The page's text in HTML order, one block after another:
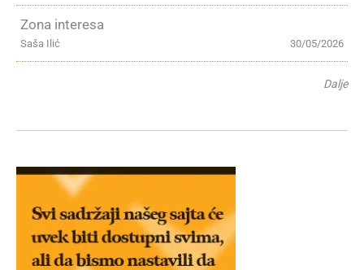
Zona interesa
30/05/2026
Saša Ilić
Dalje